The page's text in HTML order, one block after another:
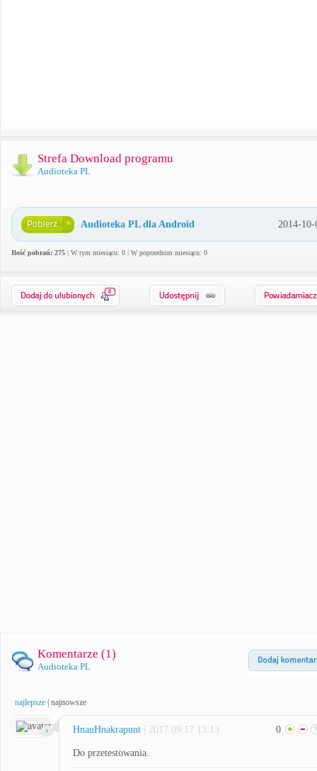
Strefa Download programu
Audioteka PL
Audioteka PL dla Android 2014-10-
Ilość pobrań: 275 | W tym miesiącu: 0 | W poprzednim miesiącu: 0
0
Komentarze (1)
Audioteka PL
najlepsze najnowsze
HnauHnakrapunt | 2017.09.17 13:13 0
Do przetestowania.